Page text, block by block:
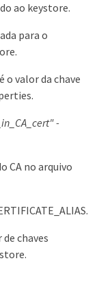
ao keystore.
para o
o valor da chave
-
CA no arquivo
chaves